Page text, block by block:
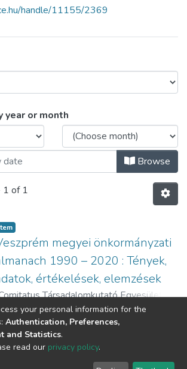
handle/11155/2369
- Tanulmánykötetek
or month
Browse
1 of 1
megyei önkormányzati
1990 – 2020 : Tények,
értékelések, elemzések
Társadalomkutató Egyesület,
)Zongor, Gábor (szerk.); Agg, Zoltán
Show more
your personal information for the
Authentication, Preferences,
and Statistics.
read our privacy policy.